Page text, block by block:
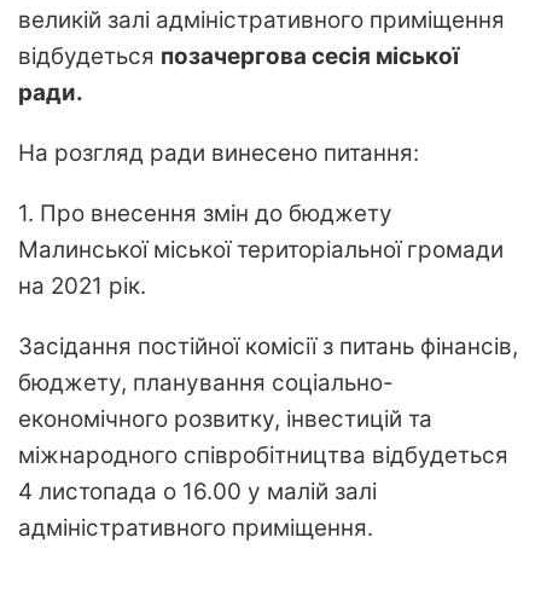
великій залі адміністративного приміщення
відбудеться позачергова сесія міської
ради.
На розгляд ради винесено питання:
1. Про внесення змін до бюджету
Малинської міської територіальної громади
на 2021 рік.
Засідання постійної комісії з питань фінансів,
бюджету, планування соціально-
економічного розвитку, інвестицій та
міжнародного співробітництва відбудеться
4 листопада о 16.00 у малій залі
адміністративного приміщення.